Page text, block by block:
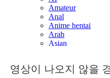
영상이 나오지 않을